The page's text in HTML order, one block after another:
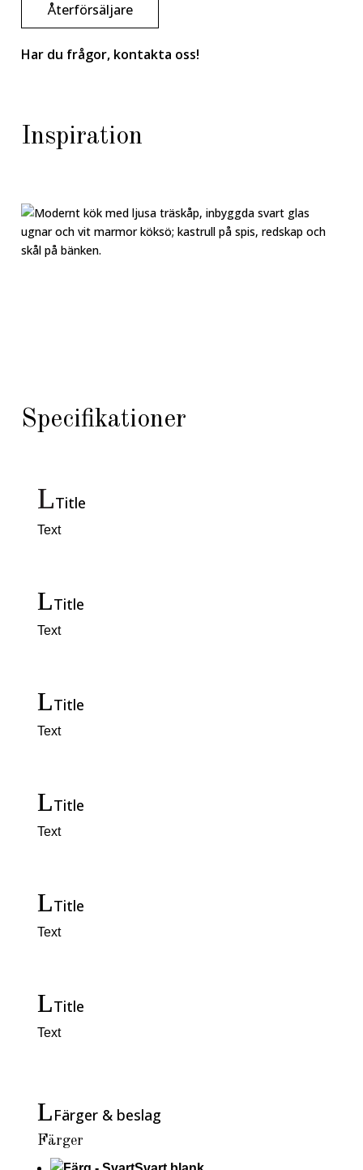
Återförsäljare
Har du frågor, kontakta oss!
Inspiration
Specifikationer
Title
Text
Title
Text
Title
Text
Title
Text
Title
Text
Title
Text
Färger & beslag
Färger